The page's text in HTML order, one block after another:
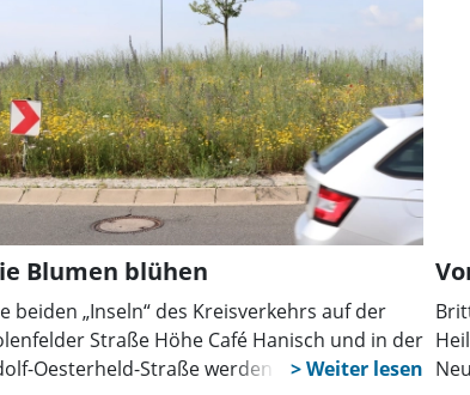
Blumen blühen
beiden „Inseln“ des Kreisverkehrs auf der
Straße Höhe Café Hanisch und in der
Oesterheld-Straße werden jedem